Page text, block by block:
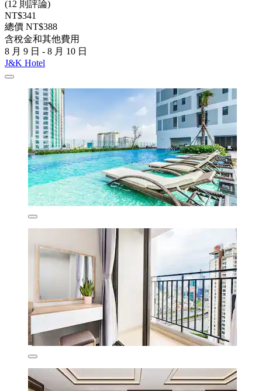
(12 則評論)
NT$341
總價 NT$388
含稅金和其他費用
8 月 9 日 - 8 月 10 日
J&K Hotel